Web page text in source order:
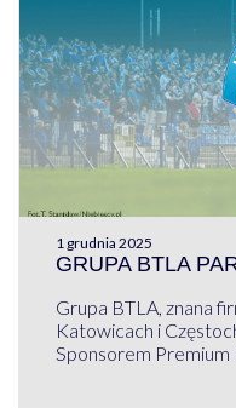
1 grudnia 2025
GRUPA BTLA
Grupa BTLA, znana
Katowicach i
Sponsorem Premium